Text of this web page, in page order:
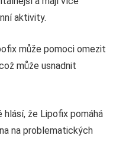
aktivity.
může pomoci omezit
může usnadnit
hlásí, že Lipofix pomáhá
na problematických